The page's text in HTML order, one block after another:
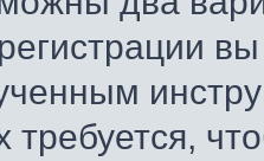
требуется,